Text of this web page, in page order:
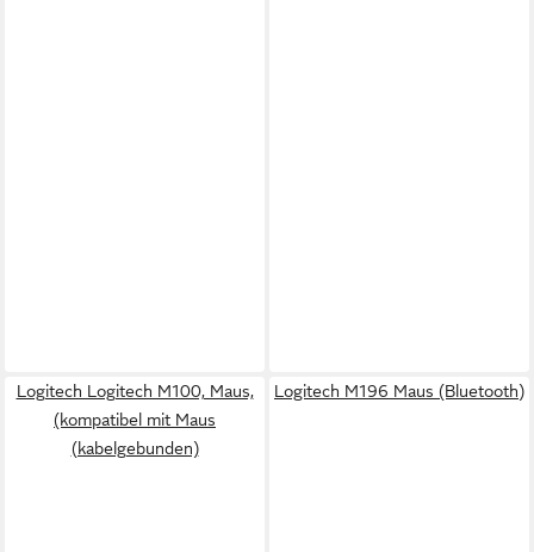
Logitech Logitech M100, Maus,
(kompatibel mit Maus
(kabelgebunden)
Logitech M196 Maus (Bluetooth)